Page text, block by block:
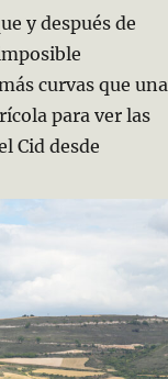
y después de
curvas que una
para ver las
Cid desde